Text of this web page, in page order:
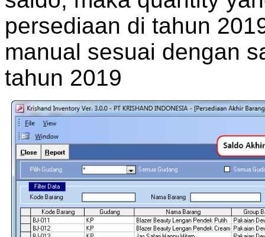
persediaan di tahun
manual sesuai dengan
tahun 2019